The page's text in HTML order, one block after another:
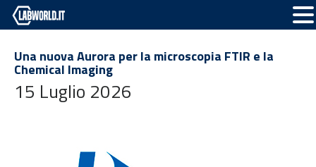
Una nuova Aurora per la microscopia FTIR e la
Chemical Imaging
15 Luglio 2026